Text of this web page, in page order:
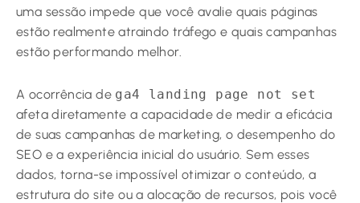
uma sessão impede que você avalie quais páginas
estão realmente atraindo tráfego e quais campanhas
estão performando melhor.
A ocorrência de ga4 landing page not set
afeta diretamente a capacidade de medir a eficácia
de suas campanhas de marketing, o desempenho do
SEO e a experiência inicial do usuário. Sem esses
dados, torna-se impossível otimizar o conteúdo, a
estrutura do site ou a alocação de recursos, pois você